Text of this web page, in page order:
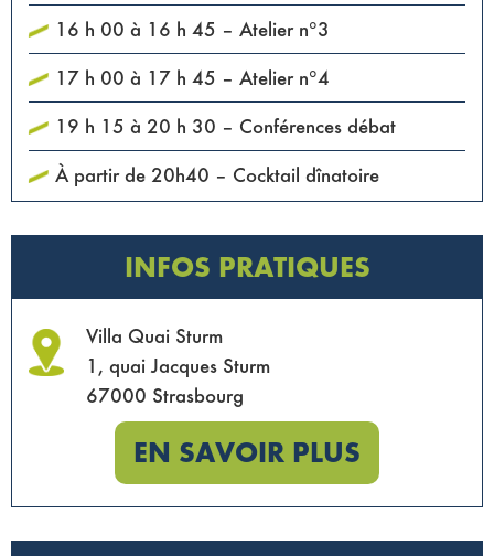
16 h 00 à 16 h 45 – Atelier n°3
17 h 00 à 17 h 45 – Atelier n°4
19 h 15 à 20 h 30 – Conférences débat
À partir de 20h40 – Cocktail dînatoire
INFOS PRATIQUES
Villa Quai Sturm
1, quai Jacques Sturm
67000 Strasbourg
EN SAVOIR PLUS